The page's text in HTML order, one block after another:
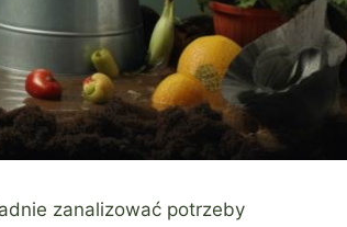
zanalizować potrzeby